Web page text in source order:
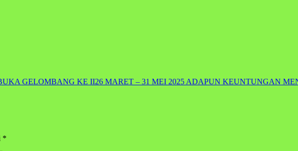
GELOMBANG KE II26 MARET – 31 MEI 2025 ADAPUN KEUNTUNGAN
*